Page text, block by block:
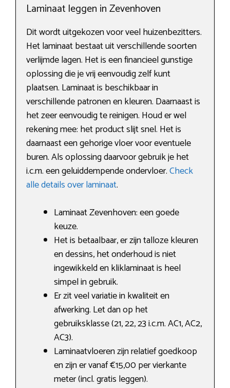
Laminaat leggen in Zevenhoven
Dit wordt uitgekozen voor veel huizenbezitters.
Het laminaat bestaat uit verschillende soorten
verlijmde lagen. Het is een financieel gunstige
oplossing die je vrij eenvoudig zelf kunt
plaatsen. Laminaat is beschikbaar in
verschillende patronen en kleuren. Daarnaast is
het zeer eenvoudig te reinigen. Houd er wel
rekening mee: het product slijt snel. Het is
daarnaast een gehorige vloer voor eventuele
buren. Als oplossing daarvoor gebruik je het
i.c.m. een geluiddempende ondervloer.Check
alle details over laminaat.
Laminaat Zevenhoven: een goede
keuze.
Het is betaalbaar, er zijn talloze kleuren
en dessins, het onderhoud is niet
ingewikkeld en kliklaminaat is heel
simpel in gebruik.
Er zit veel variatie in kwaliteit en
afwerking. Let dan op het
gebruiksklasse (21, 22, 23 i.c.m. AC1, AC2,
AC3).
Laminaatvloeren zijn relatief goedkoop
en zijn er vanaf €15,00 per vierkante
meter (incl. gratis leggen).